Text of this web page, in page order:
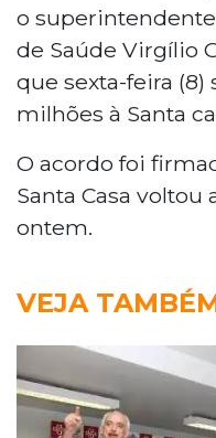
o
de Saúde Virgílio
que sexta-feira (8)
milhões à Santa
O acordo foi
Santa Casa
ontem.
VEJA